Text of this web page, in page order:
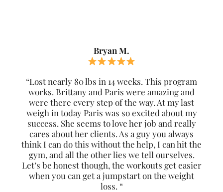
Bryan M.
“Lost nearly 80 lbs in 14 weeks. This program
works. Brittany and Paris were amazing and
were there every step of the way. At my last
weigh in today Paris was so excited about my
success. She seems to love her job and really
cares about her clients. As a guy you always
think I can do this without the help, I can hit the
gym, and all the other lies we tell ourselves.
Let’s be honest though, the workouts get easier
when you can get a jumpstart on the weight
loss. “